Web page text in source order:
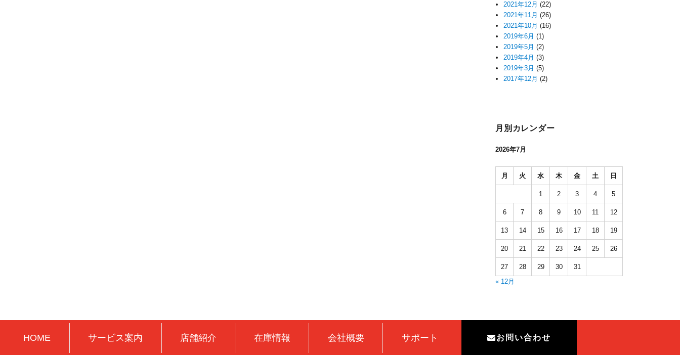
2021年12月 (22)
2021年11月 (26)
2021年10月 (16)
2019年6月 (1)
2019年5月 (2)
2019年4月 (3)
2019年3月 (5)
2017年12月 (2)
月別カレンダー
2026年7月
月 火 水 木 金 土 日
1 2 3 4 5
6 7 8 9 10 11 12
13 14 15 16 17 18 19
20 21 22 23 24 25 26
27 28 29 30
31
« 12月
HOME サービス案内 店舗紹介 在庫情報 会社概要 サポート お問い合わせ